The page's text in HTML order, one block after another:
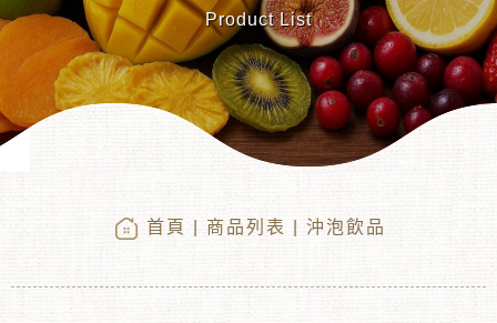
Product List
首頁 商品列表 | 沖泡飲品